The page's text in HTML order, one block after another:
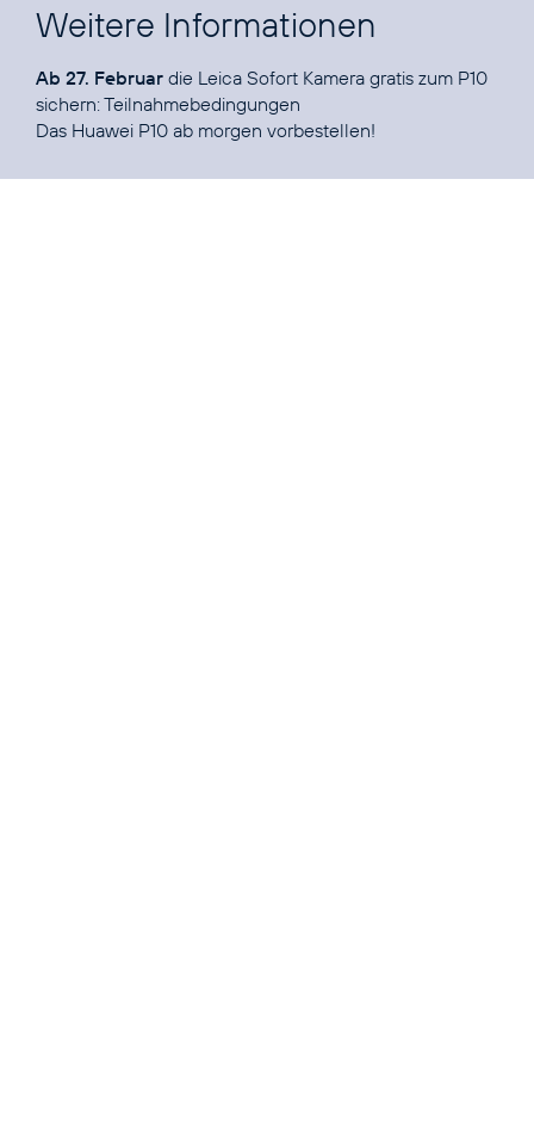
Weitere Informationen
Ab 27. Februar die Leica Sofort Kamera gratis zum P10
sichern:Teilnahmebedingungen
Das Huawei P10 ab morgen vorbestellen!